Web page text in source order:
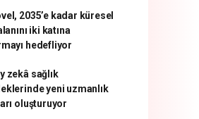
2035’e kadar küresel
iki katına
hedefliyor
zekâ sağlık
yeni uzmanlık
oluşturuyor